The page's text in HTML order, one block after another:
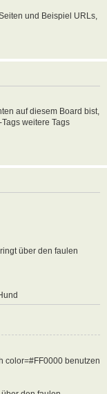
und Beispiel URLs,
auf diesem Board bist,
weitere Tags
über den faulen
color=#FF0000 benutzen